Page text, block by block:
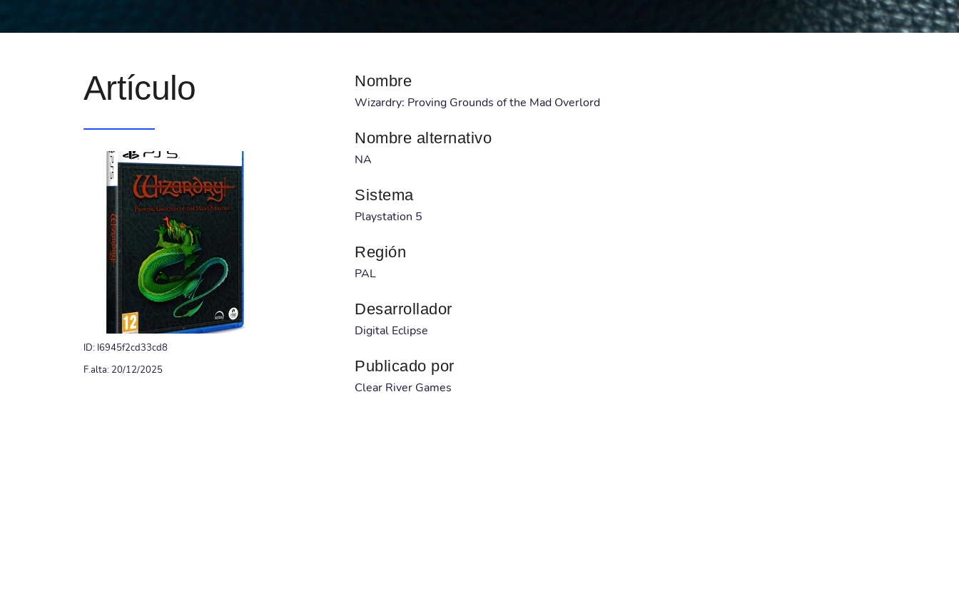
Artículo
ID: I6945f2cd33cd8
F.alta: 20/12/2025
Nombre
Wizardry: Proving Grounds of the Mad Overlord
Nombre alternativo
NA
Sistema
Playstation 5
Región
PAL
Desarrollador
Digital Eclipse
Publicado por
Clear River Games